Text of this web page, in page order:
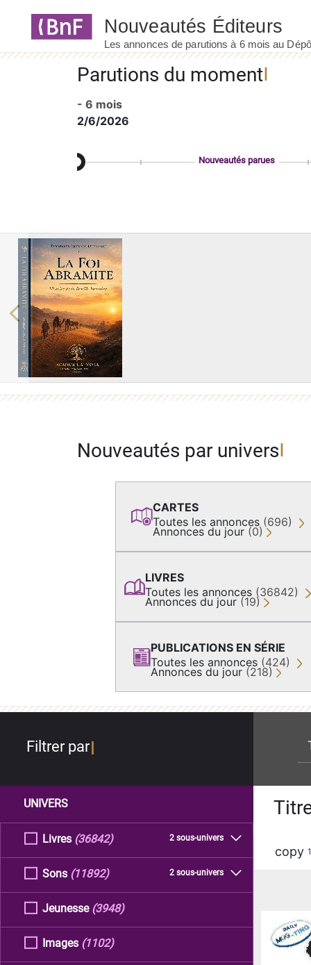
Parutions du moment
- 6 mois
2/6/2026
Nouveautés parues
Previous
Nouveautés par univers
CARTES
Toutes les annonces (696)
Annonces du jour (0)
LIVRES
Toutes les annonces (36842)
Annonces du jour (19)
PUBLICATIONS EN SÉRIE
Toutes les annonces (424)
Annonces du jour (218)
Filtrer par
UNIVERS
Livres 2 sous-univers
(36842)
Sons 2 sous-univers
(11892)
Jeunesse (3948)
Images (1102)
copy